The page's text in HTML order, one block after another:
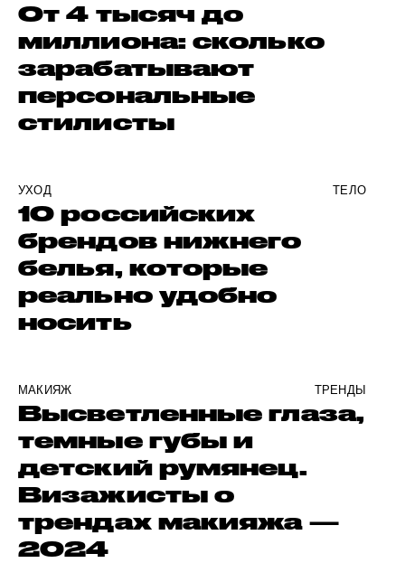
От 4 тысяч до
миллиона: сколько
зарабатывают
персональные
стилисты
УХОД ТЕЛО
10 российских
брендов нижнего
белья, которые
реально удобно
носить
МАКИЯЖ ТРЕНДЫ
Высветленные глаза,
темные губы и
детский румянец.
Визажисты о
трендах макияжа —
2024